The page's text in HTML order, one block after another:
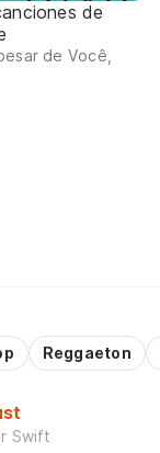
de
de Você,
Reggaeton
Swift